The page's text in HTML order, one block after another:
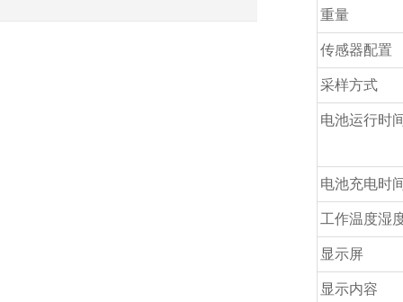
重量
传感器配置
采样方式
电池运行时
电池充电时
工作温度湿
显示屏
显示内容